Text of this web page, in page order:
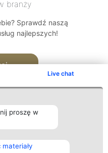
Live chat
proszę w
branży
Sprawdź naszą
najlepszych!
Kontakt
Kontakt